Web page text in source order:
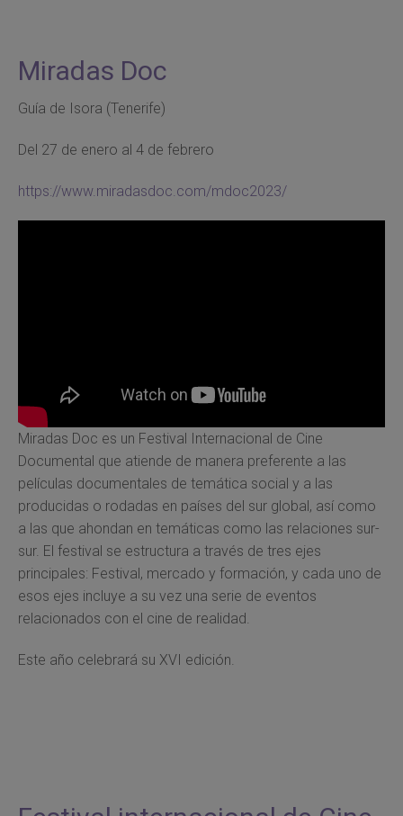
Miradas Doc
Guía de Isora (Tenerife)
Del 27 de enero al 4 de febrero
https://www.miradasdoc.com/mdoc2023/
Miradas Doc es un Festival Internacional de Cine
Documental que atiende de manera preferente a las
películas documentales de temática social y a las
producidas o rodadas en países del sur global, así como
a las que ahondan en temáticas como las relaciones sur-
sur. El festival se estructura a través de tres ejes
principales: Festival, mercado y formación, y cada uno de
esos ejes incluye a su vez una serie de eventos
relacionados con el cine de realidad.
Este año celebrará su XVI edición.